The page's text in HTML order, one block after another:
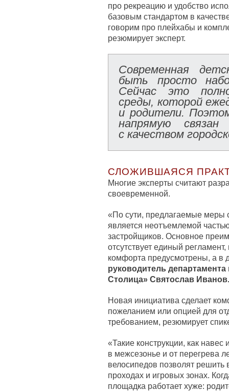
про рекреацию и удобство
базовым стандартом в
говорим про плейхабы и
резюмирует эксперт.
Современная
быть просто
Сейчас это
среды, которой
и родители.
напрямую
с качеством
СЛОЖИВШАЯСЯ
Многие эксперты считают
своевременной.
«По сути, предлагаемые меры
является неотъемлемой
застройщиков. Основное
отсутствует единый
комфорта предусмотрены, а в
руководитель
Столица» Святослав Иванов.
Новая инициатива сделает
пожеланием или опцией для
требованием, резюмирует
«Такие конструкции, как
в межсезонье и от перегрева
велосипедов позволят
проходах и игровых зонах.
площадка работает хуже: